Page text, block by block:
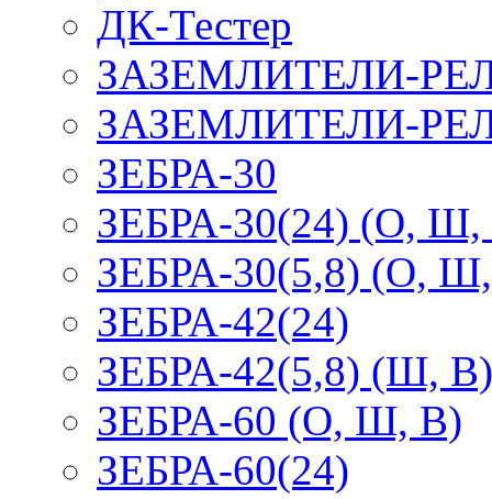
ДК-Тестер
ЗАЗЕМЛИТЕЛИ-
ЗАЗЕМЛИТЕЛИ-
ЗЕБРА-30
ЗЕБРА-30(24) (О,
ЗЕБРА-30(5,8) (О,
ЗЕБРА-42(24)
ЗЕБРА-42(5,8) (Ш, В)
ЗЕБРА-60 (О, Ш, В)
ЗЕБРА-60(24)